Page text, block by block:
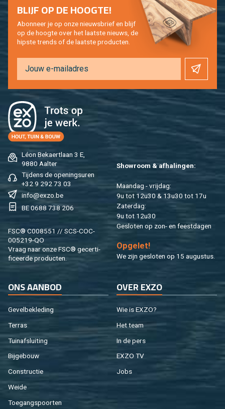
Léon Be­kaert­laan 3 E,
9880 Aal­ter
Tij­dens de ope­nings­uren
+32 9 292 73 03
info@​exzo.​be
BE 0688 738 206
FSC® C008551 // SCS-COC-
005219-QO
Vraag naar onze FSC® ge­cer­ti­
fi­ceer­de pro­duc­ten.
Show­room & af­ha­lin­gen:
Maan­dag - vrij­dag:
9u tot 12u30 & 13u30 tot 17u
Za­ter­dag:
9u tot 12u30
Ge­slo­ten op zon- en feest­da­gen
Op­ge­let!
We zijn ge­slo­ten op 15 au­gus­tus.
BLIJF OP DE HOOG­TE!
Abon­neer je op onze nieuws­brief en blijf
op de hoog­te over het laat­ste nieuws, de
hip­s­te trends of de laat­ste pro­duc­ten.
ONS AAN­BOD
Ge­vel­be­kle­ding
Ter­ras
Tuin­af­slui­ting
Bij­ge­bouw
Con­struc­tie
Weide
Toe­gangs­poor­ten
OVER EXZO
Wie is EXZO?
Het team
In de pers
EXZO TV
Jobs